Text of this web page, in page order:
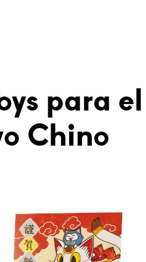
para el
Chino